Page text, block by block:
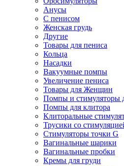
Анусы
С пенисом
Женская грудь
Другие
Товары для пениса
Кольца
Насадки
Вакуумные помпы
Увеличение пениса
Товары для Женщин
Помпы и стимуляторы
Помпы для клитора
Клиторальные
Трусики со
Стимуляторы точки G
Вагинальные шарики
Вагинальные пробки
Кремы для груди